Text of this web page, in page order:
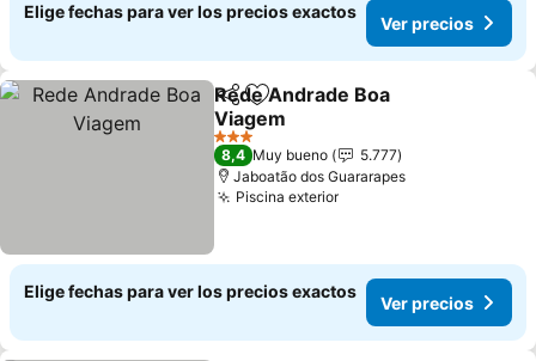
Elige fechas para ver los precios exactos
Ver precios
CompartirAgregar a favoritos
Rede Andrade Boa
Viagem
3 Estrellas
8,4 Muy bueno
5.777
Jaboatão dos Guararapes
Piscina exterior
Elige fechas para ver los precios exactos
Ver precios